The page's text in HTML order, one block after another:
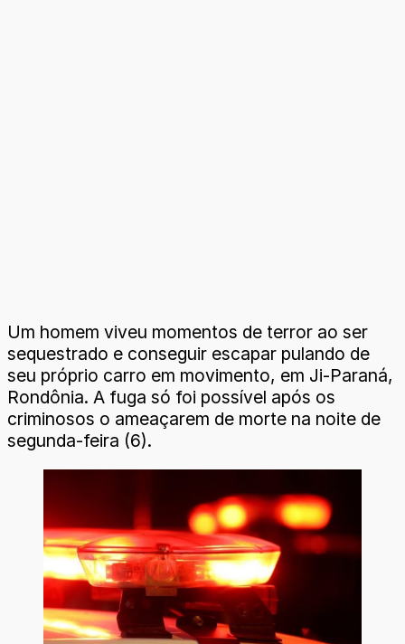
Um homem viveu momentos de terror ao ser
sequestrado e conseguir escapar pulando de
seu próprio carro em movimento, em Ji-Paraná,
Rondônia. A fuga só foi possível após os
criminosos o ameaçarem de morte na noite de
segunda-feira (6).